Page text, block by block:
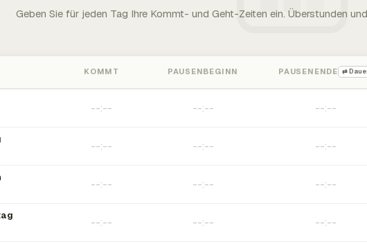
Geben Sie für jeden Tag Ihre Kommt- und Geht-Zeiten ein. Überstunden
KOMMT PAUSENBEGINN PAUSENENDE ⇄